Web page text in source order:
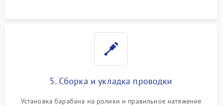
5. Сборка и укладка проводки
Установка барабана на ролики и правильное натяжение